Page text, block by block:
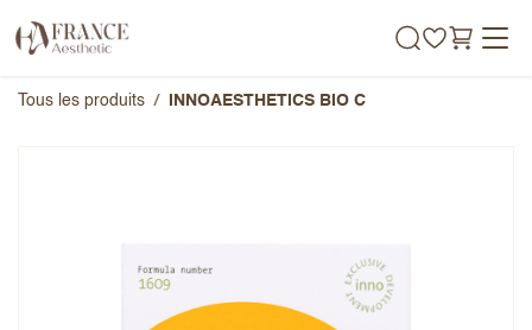
Tous les produits INNOAESTHETICS BIO C